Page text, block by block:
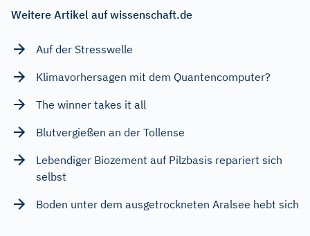
Weitere Artikel auf wissenschaft.de
Auf der Stresswelle
Klimavorhersagen mit dem Quantencomputer?
The winner takes it all
Blutvergießen an der Tollense
Lebendiger Biozement auf Pilzbasis repariert sich
selbst
Boden unter dem ausgetrockneten Aralsee hebt sich